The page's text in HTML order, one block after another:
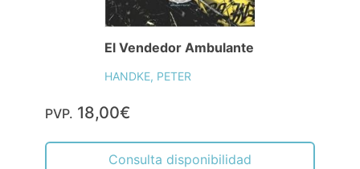
El Vendedor Ambulante
HANDKE, PETER
PVP. 18,00€
Consulta disponibilidad